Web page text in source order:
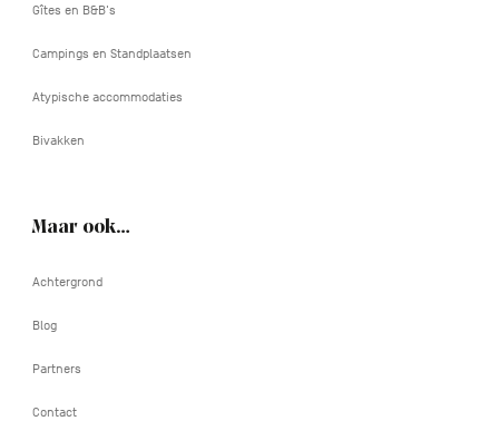
Gîtes en B&B's
Campings en Standplaatsen
Atypische accommodaties
Bivakken
Maar ook…
Achtergrond
Blog
Partners
Contact